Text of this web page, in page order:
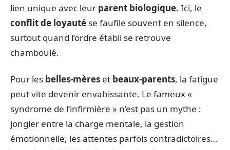
lien unique avec leur parent biologique. Ici, le
conflit de loyauté se faufile souvent en silence,
surtout quand l’ordre établi se retrouve
chamboulé.
Pour les belles-mères et beaux-parents, la fatigue
peut vite devenir envahissante. Le fameux «
syndrome de l’infirmière » n’est pas un mythe :
jongler entre la charge mentale, la gestion
émotionnelle, les attentes parfois contradictoires…